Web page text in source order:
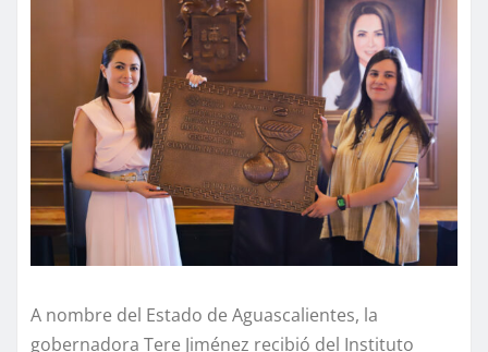
A nombre del Estado de Aguascalientes, la
gobernadora Tere Jiménez recibió del Instituto